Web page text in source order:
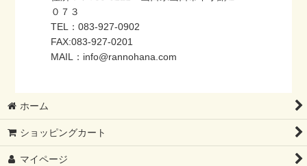
０７３
TEL：083-927-0902
FAX:083-927-0201
MAIL：info@rannohana.com
ホーム
ショッピングカート
マイページ